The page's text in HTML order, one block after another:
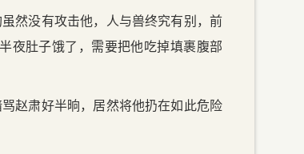
然没有攻击他，人与兽终究有别，前
夜肚子饿了，需要把他吃掉填裹腹部
赵肃好半晌，居然将他扔在如此危险